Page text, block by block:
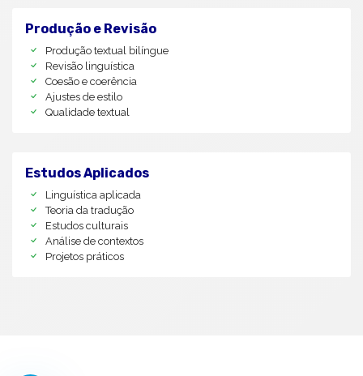
Produção e Revisão
Produção textual bilíngue
Revisão linguística
Coesão e coerência
Ajustes de estilo
Qualidade textual
Estudos Aplicados
Linguística aplicada
Teoria da tradução
Estudos culturais
Análise de contextos
Projetos práticos